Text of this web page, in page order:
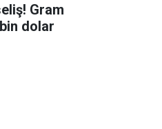
Gram
dolar